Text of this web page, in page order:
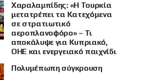
Χαραλαμπίδης: «Η Τουρκία
μετατρέπει τα Κατεχόμενα
σε στρατιωτικό
αεροπλανοφόρο» – Τι
αποκάλυψε για Κυπριακό,
ΟΗΕ και ενεργειακό παιχνίδι
Πολυμέπωπη σύγκρουση